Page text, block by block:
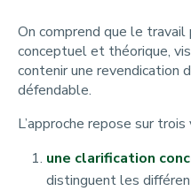
On comprend que le
conceptuel et théorique,
contenir une revendication
défendable.
L’approche repose sur
une clarification
distinguent les